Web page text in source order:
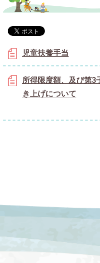
児童扶養手当
所得限度額、及び第3
き上げについて